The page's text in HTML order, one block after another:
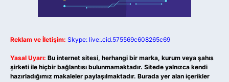
Reklam ve İletişim: Skype: live:.cid.575569c608265c69
Yasal Uyarı: Bu internet sitesi, herhangi bir marka, kurum veya şahıs
şirketi ile hiçbir bağlantısı bulunmamaktadır. Sitede yalnızca kendi
hazırladığımız makaleler paylaşılmaktadır. Burada yer alan içerikler